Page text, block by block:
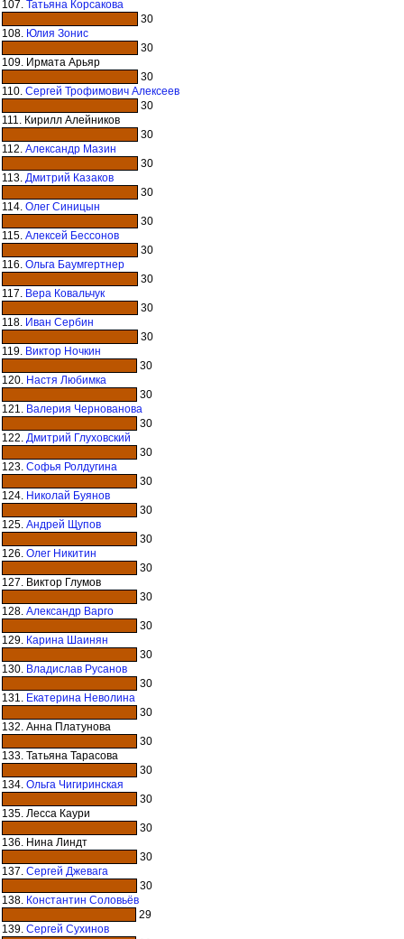
107. Татьяна Корсакова
30
108. Юлия Зонис
30
109. Ирмата Арьяр
30
110. Сергей Трофимович Алексеев
30
111. Кирилл Алейников
30
112. Александр Мазин
30
113. Дмитрий Казаков
30
114. Олег Синицын
30
115. Алексей Бессонов
30
116. Ольга Баумгертнер
30
117. Вера Ковальчук
30
118. Иван Сербин
30
119. Виктор Ночкин
30
120. Настя Любимка
30
121. Валерия Чернованова
30
122. Дмитрий Глуховский
30
123. Софья Ролдугина
30
124. Николай Буянов
30
125. Андрей Щупов
30
126. Олег Никитин
30
127. Виктор Глумов
30
128. Александр Варго
30
129. Карина Шаинян
30
130. Владислав Русанов
30
131. Екатерина Неволина
30
132. Анна Платунова
30
133. Татьяна Тарасова
30
134. Ольга Чигиринская
30
135. Лесса Каури
30
136. Нина Линдт
30
137. Сергей Джевага
30
138. Константин Соловьёв
29
139. Сергей Сухинов